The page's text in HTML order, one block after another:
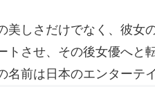
美しさだけでなく、彼女
トさせ、その後女優へと
名前は日本のエンターテ